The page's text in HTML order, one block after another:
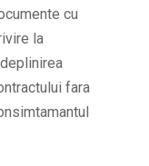
cu
la
fara